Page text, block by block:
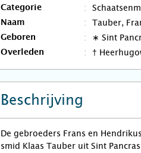
Categorie
Naam Tauber,
Geboren ∗ Sint
Overleden †
Beschrijving
De gebroeders Frans en
smid Klaas Tauber uit Sint